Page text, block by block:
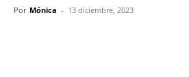
Por Mónica - 13 diciembre, 2023